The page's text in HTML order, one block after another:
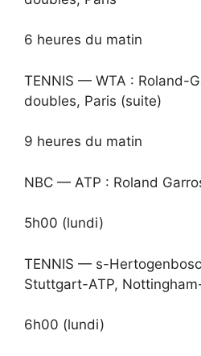
6 heures du matin
TENNIS — WTA : Roland-
doubles, Paris (suite)
9 heures du matin
NBC — ATP : Roland
5h00 (lundi)
TENNIS — s-
Stuttgart-ATP,
6h00 (lundi)